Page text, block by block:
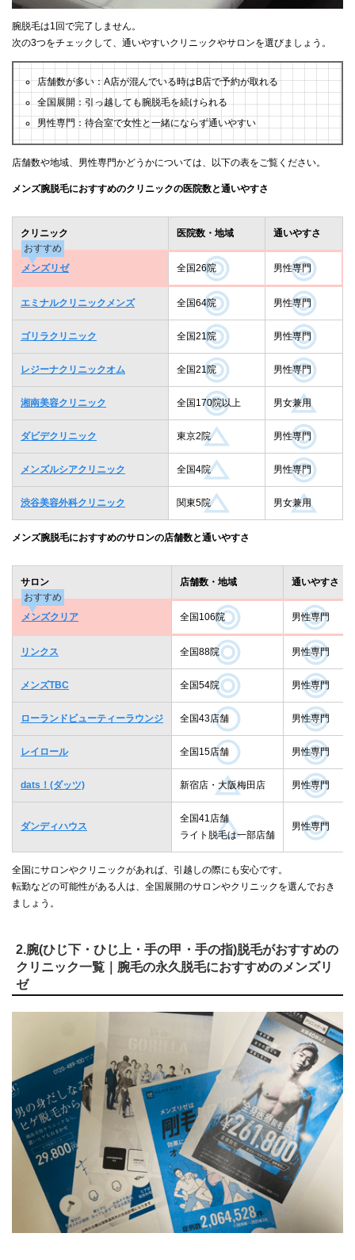
腕脱毛は1回で完了しません。
次の3つをチェックして、通いやすいクリニックやサロンを選びましょう。
店舗数が多い：A店が混んでいる時はB店で予約が取れる
全国展開：引っ越しても腕脱毛を続けられる
男性専門：待合室で女性と一緒にならず通いやすい
店舗数や地域、男性専門かどうかについては、以下の表をご覧ください。
メンズ腕脱毛におすすめのクリニックの医院数と通いやすさ
クリニック 医院数・地域
通いやすさ
おすすめ
メンズリゼ
全国26院 男性専門
エミナルクリニックメンズ 全国64院 男性専門
ゴリラクリニック 全国21院 男性専門
レジーナクリニックオム 全国21院 男性専門
湘南美容クリニック 全国170院以上 男女兼用
ダビデクリニック 東京2院 男性専門
メンズルシアクリニック 全国4院 男性専門
渋谷美容外科クリニック 関東5院 男女兼用
メンズ腕脱毛におすすめのサロンの店舗数と通いやすさ
サロン 店舗数・地域
通いやすさ
おすすめ
メンズクリア
全国106院 男性専門
リンクス 全国88院 男性専門
メンズTBC 全国54院 男性専門
ローランドビューティーラウンジ 全国43店舗 男性専門
レイロール 全国15店舗 男性専門
dats！(ダッツ) 新宿店・大阪梅田店 男性専門
ダンディハウス
全国41店舗
ライト脱毛は一部店舗
男性専門
全国にサロンやクリニックがあれば、引越しの際にも安心です。
転勤などの可能性がある人は、全国展開のサロンやクリニックを選んでおき
ましょう。
2.腕(ひじ下・ひじ上・手の甲・手の指)脱毛がおすすめの
クリニック一覧｜腕毛の永久脱毛におすすめのメンズリ
ゼ